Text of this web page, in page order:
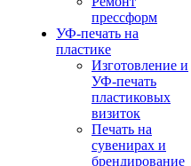
прессформ
УФ-печать на
пластике
Изготовление и
УФ-печать
пластиковых
визиток
Печать на
сувенирах и
брендирование